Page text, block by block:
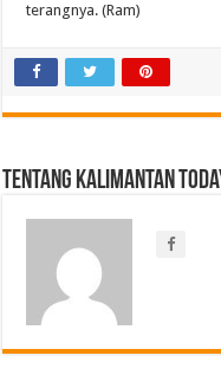
terangnya. (Ram)
Tentang Kalimantan